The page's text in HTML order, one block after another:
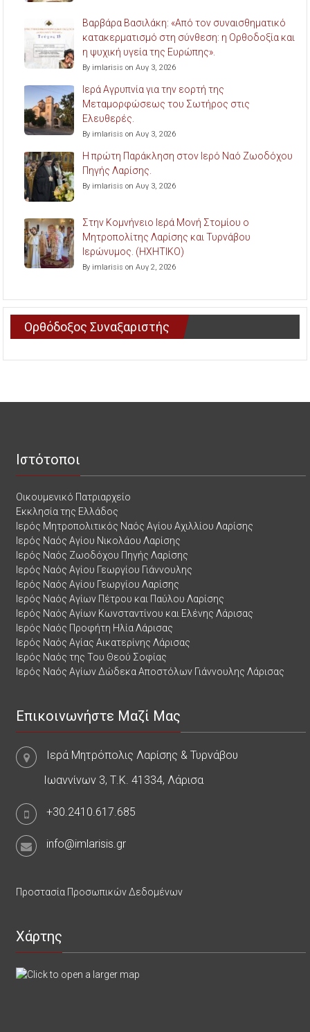
Βαρβάρα Βασιλάκη: «Από τον συναισθηματικό
κατακερματισμό στη σύνθεση: η Ορθοδοξία και
η ψυχική υγεία της Ευρώπης».
By imlarisis on Αυγ 3, 2026
Ιερά Αγρυπνία για την εορτή της
Μεταμορφώσεως του Σωτήρος στις
Ελευθερές.
By imlarisis on Αυγ 3, 2026
Η πρώτη Παράκληση στον Ιερό Ναό Ζωοδόχου
Πηγής Λαρίσης.
By imlarisis on Αυγ 3, 2026
Στην Κομνήνειο Ιερά Μονή Στομίου ο
Μητροπολίτης Λαρίσης και Τυρνάβου
Ιερώνυμος. (ΗΧΗΤΙΚΟ)
By imlarisis on Αυγ 2, 2026
Ορθόδοξος Συναξαριστής
Ιστότοποι
Οικουμενικό Πατριαρχείο
Εκκλησία της Ελλάδος
Ιερός Μητροπολιτικός Ναός Αγίου Αχιλλίου Λαρίσης
Ιερός Ναός Αγίου Νικολάου Λαρίσης
Ιερός Ναός Ζωοδόχου Πηγής Λαρίσης
Ιερός Ναός Αγίου Γεωργίου Γιάννουλης
Ιερός Ναός Αγίου Γεωργίου Λαρίσης
Ιερός Ναός Αγίων Πέτρου και Παύλου Λαρίσης
Ιερός Ναός Αγίων Κωνσταντίνου και Ελένης Λάρισας
Ιερός Ναός Προφήτη Ηλία Λάρισας
Ιερός Ναός Αγίας Αικατερίνης Λάρισας
Ιερός Ναός της Του Θεού Σοφίας
Ιερός Ναός Αγίων Δώδεκα Αποστόλων Γιάννουλης Λάρισας
Επικοινωνήστε Μαζί Μας
Ιερά Μητρόπολις Λαρίσης & Τυρνάβου
Ιωαννίνων 3, Τ.Κ. 41334, Λάρισα
+30.2410.617.685
info@imlarisis.gr
Προστασία Προσωπικών Δεδομένων
Χάρτης